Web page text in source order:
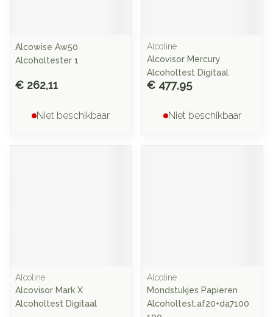
Alcowise Aw50
Alcoholtester 1
€ 262,11
Niet beschikbaar
Alcoline
Alcovisor Mercury
Alcoholtest Digitaal
€ 477,95
Niet beschikbaar
Alcoline
Alcovisor Mark X
Alcoholtest Digitaal
Alcoline
Mondstukjes Papieren
Alcoholtest.af20+da7100